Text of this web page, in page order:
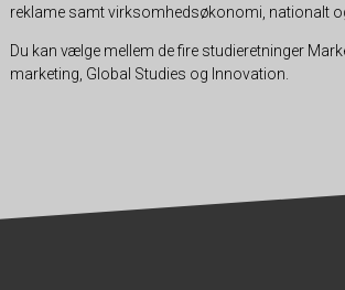
reklame samt virksomhedsøkonomi, nationalt
Du kan vælge mellem de fire studieretninger
marketing, Global Studies og Innovation.